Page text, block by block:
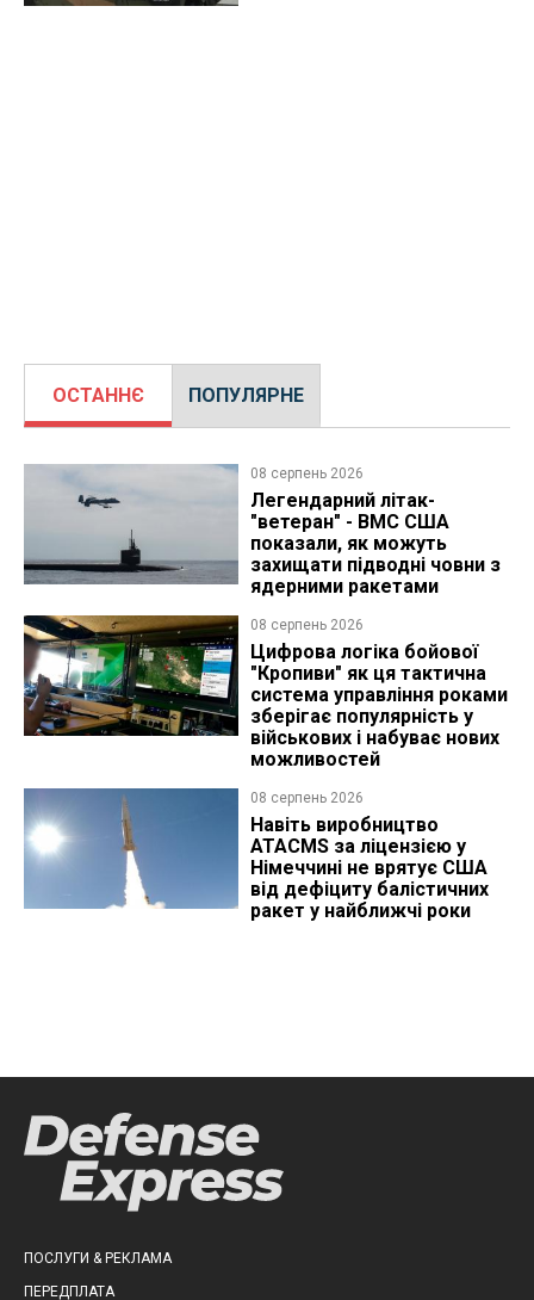
ОСТАННЄ ПОПУЛЯРНЕ
08 серпень 2026
Легендарний літак-
"ветеран" - ВМС США
показали, як можуть
захищати підводні човни з
ядерними ракетами
08 серпень 2026
Цифрова логіка бойової
"Кропиви" як ця тактична
система управління роками
зберігає популярність у
військових і набуває нових
можливостей
08 серпень 2026
Навіть виробництво
ATACMS за ліцензією у
Німеччині не врятує США
від дефіциту балістичних
ракет у найближчі роки
ПОСЛУГИ & РЕКЛАМА
ПЕРЕДПЛАТА